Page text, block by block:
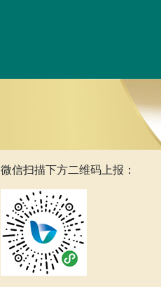
微信扫描下方二维码上报：